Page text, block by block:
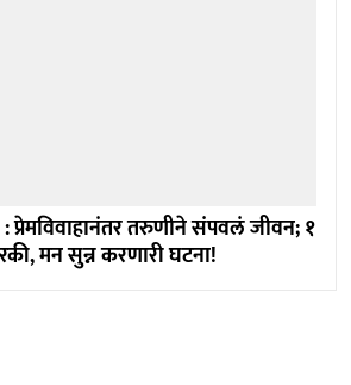
प्रेमविवाहानंतर तरुणीने संपवलं जीवन; १
मन सुन्न करणारी घटना!